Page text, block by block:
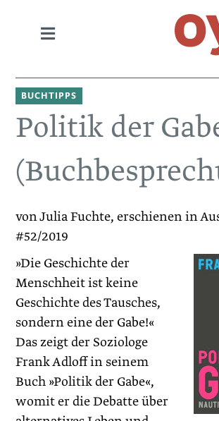
BUCHTIPPS
Politik der
von Julia Fuchte, erschienen in
#52/2019
»Die Geschichte der
Menschheit ist keine
Geschichte des Tausches,
sondern eine der Gabe!«
Das zeigt der Soziologe
Frank Adloff in seinem
Buch »Politik der Gabe«,
womit er die Debatte über